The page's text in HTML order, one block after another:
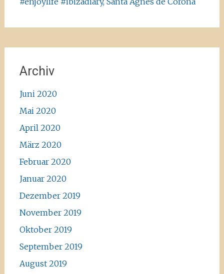
Archiv
Juni 2020
Mai 2020
April 2020
März 2020
Februar 2020
Januar 2020
Dezember 2019
November 2019
Oktober 2019
September 2019
August 2019